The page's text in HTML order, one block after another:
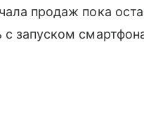
продаж пока
с запуском